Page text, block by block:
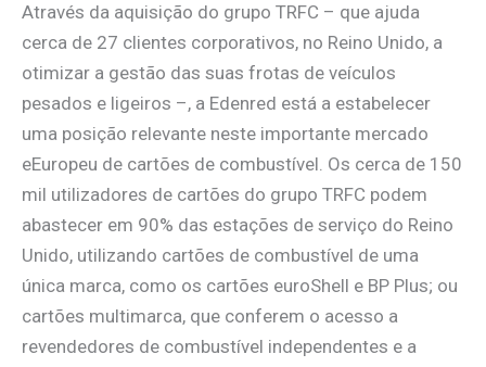
Através da aquisição do grupo TRFC – que ajuda
cerca de 27 clientes corporativos, no Reino Unido, a
otimizar a gestão das suas frotas de veículos
pesados e ligeiros –, a Edenred está a estabelecer
uma posição relevante neste importante mercado
eEuropeu de cartões de combustível. Os cerca de 150
mil utilizadores de cartões do grupo TRFC podem
abastecer em 90% das estações de serviço do Reino
Unido, utilizando cartões de combustível de uma
única marca, como os cartões euroShell e BP Plus; ou
cartões multimarca, que conferem o acesso a
revendedores de combustível independentes e a